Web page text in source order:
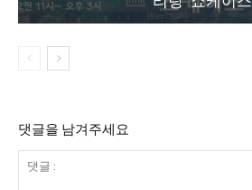
댓글을 남겨주세요